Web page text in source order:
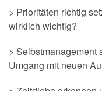
> Prioritäten richtig
wirklich wichtig?
> Selbstmanagement
Umgang mit neuen